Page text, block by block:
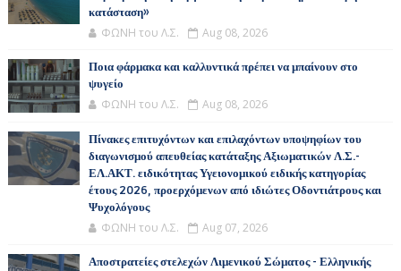
κατάσταση»
ΦΩΝΗ του Λ.Σ. Aug 08, 2026
Ποια φάρμακα και καλλυντικά πρέπει να μπαίνουν στο
ψυγείο
ΦΩΝΗ του Λ.Σ. Aug 08, 2026
Πίνακες επιτυχόντων και επιλαχόντων υποψηφίων του
διαγωνισμού απευθείας κατάταξης Αξιωματικών Λ.Σ.-
ΕΛ.ΑΚΤ. ειδικότητας Υγειονομικού ειδικής κατηγορίας
έτους 2026, προερχόμενων από ιδιώτες Οδοντιάτρους και
Ψυχολόγους
ΦΩΝΗ του Λ.Σ. Aug 07, 2026
Αποστρατείες στελεχών Λιμενικού Σώματος - Ελληνικής